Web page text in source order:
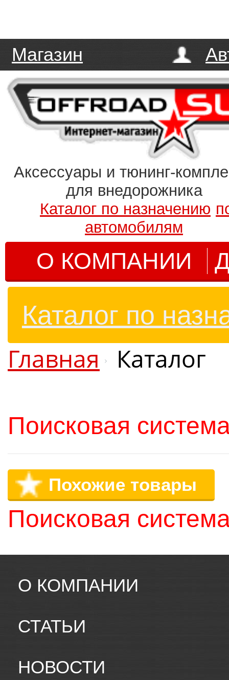
Магазин
Аксессуары и тюнинг-
для внедорожника
Каталог по назначению
автомобилям
О КОМПАНИИ
Каталог по
Главная Каталог
Поисковая
Похожие товары
Поисковая
О КОМПАНИИ
СТАТЬИ
НОВОСТИ